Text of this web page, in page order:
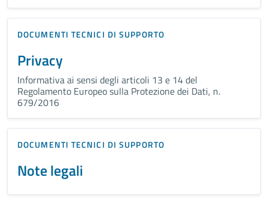
DOCUMENTI TECNICI DI SUPPORTO
Privacy
Informativa ai sensi degli articoli 13 e 14 del
Regolamento Europeo sulla Protezione dei Dati, n.
679/2016
DOCUMENTI TECNICI DI SUPPORTO
Note legali